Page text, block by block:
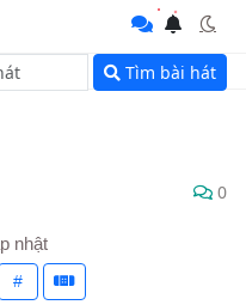
Tìm bài hát
0
nhật
#